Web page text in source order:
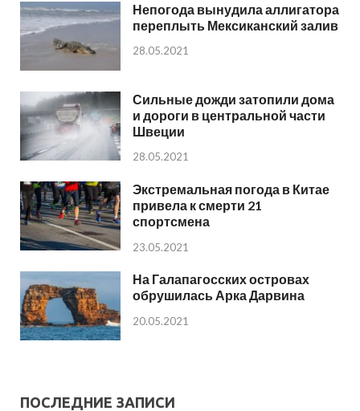
Непогода вынудила аллигатора
переплыть Мексиканский залив
28.05.2021
Сильные дожди затопили дома
и дороги в центральной части
Швеции
28.05.2021
Экстремальная погода в Китае
привела к смерти 21
спортсмена
23.05.2021
На Галапагосских островах
обрушилась Арка Дарвина
20.05.2021
ПОСЛЕДНИЕ ЗАПИСИ